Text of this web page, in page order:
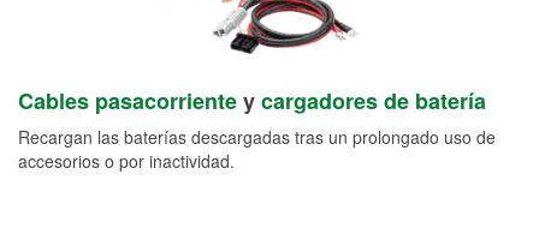
Cables pasacorrienteycargadores de batería
Recargan las baterías descargadas tras un prolongado uso de
accesorios o por inactividad.